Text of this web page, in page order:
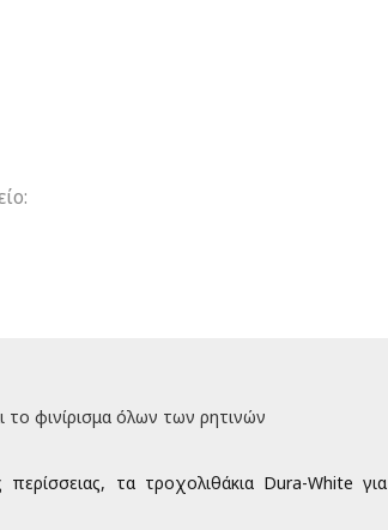
το φινίρισμα όλων των ρητινών
τα τροχολιθάκια Dura-White για